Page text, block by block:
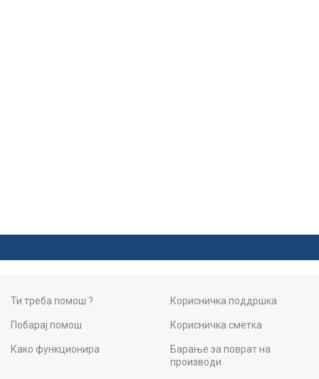
Ти треба помош ?
Побарај помош
Како функционира
Корисничка поддршка
Корисничка сметка
Барање за поврат на
производи